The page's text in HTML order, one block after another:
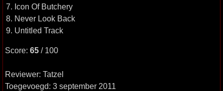
7. Icon Of Butchery
8. Never Look Back
9. Untitled Track
Score: 65 / 100
Reviewer: Tatzel
Toegevoegd: 3 september 2011